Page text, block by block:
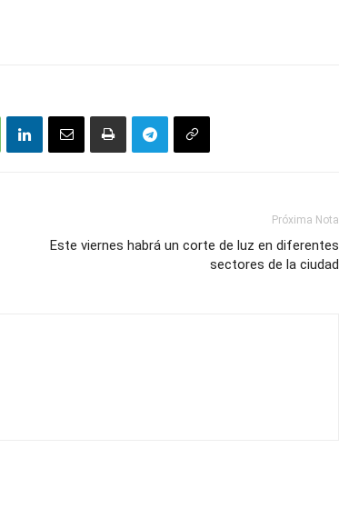
Próxima Nota
Este viernes habrá un corte de luz en diferentes
sectores de la ciudad